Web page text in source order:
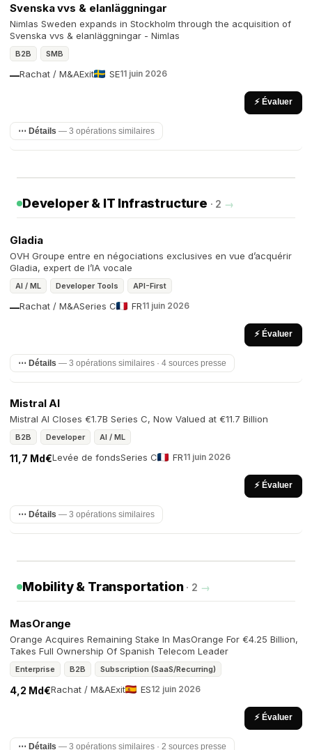
Svenska vvs & elanläggningar
Nimlas Sweden expands in Stockholm through the acquisition of
Svenska vvs & elanläggningar - Nimlas
B2B SMB
Rachat / M&A
— Exit SE11 juin 2026
⚡ Évaluer
⋯ Détails — 3 opérations similaires
Developer & IT Infrastructure · 2 →
Gladia
OVH Groupe entre en négociations exclusives en vue d’acquérir
Gladia, expert de l’IA vocale
AI / ML Developer Tools API-First
Rachat / M&A
— Series C FR11 juin 2026
⚡ Évaluer
⋯ Détails — 3 opérations similaires · 4 sources presse
Mistral AI
Mistral AI Closes €1.7B Series C, Now Valued at €11.7 Billion
B2B Developer AI / ML
Levée de fonds
11,7 Md€ Series C FR11 juin 2026
⚡ Évaluer
⋯ Détails — 3 opérations similaires
Mobility & Transportation · 2 →
MasOrange
Orange Acquires Remaining Stake In MasOrange For €4.25 Billion,
Takes Full Ownership Of Spanish Telecom Leader
Enterprise B2B Subscription (SaaS/Recurring)
Rachat / M&A
4,2 Md€ Exit ES12 juin 2026
⚡ Évaluer
⋯ Détails — 3 opérations similaires · 2 sources presse